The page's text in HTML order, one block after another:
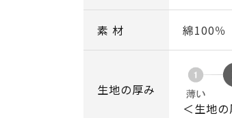
素 材 綿100
生地の厚み
＜生地